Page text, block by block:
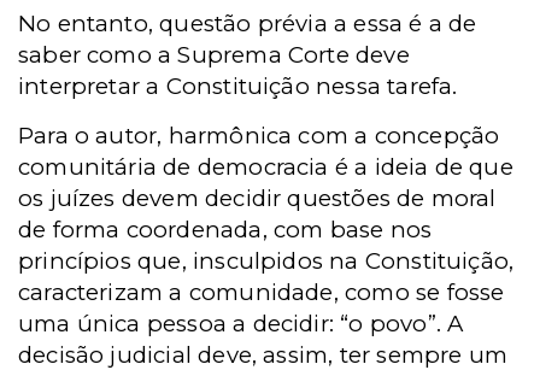
No entanto, questão prévia a essa é a de
saber como a Suprema Corte deve
interpretar a Constituição nessa tarefa.
Para o autor, harmônica com a concepção
comunitária de democracia é a ideia de que
os juízes devem decidir questões de moral
de forma coordenada, com base nos
princípios que, insculpidos na Constituição,
caracterizam a comunidade, como se fosse
uma única pessoa a decidir: “o povo”. A
decisão judicial deve, assim, ter sempre um